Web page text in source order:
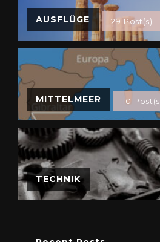
AUSFLÜGE 29 Post(s)
MITTELMEER 10
TECHNIK